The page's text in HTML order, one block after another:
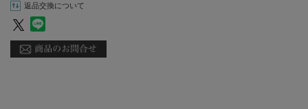
返品交換について